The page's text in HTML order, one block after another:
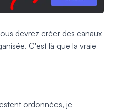
devrez créer des canaux
C'est là que la vraie
ordonnées, je